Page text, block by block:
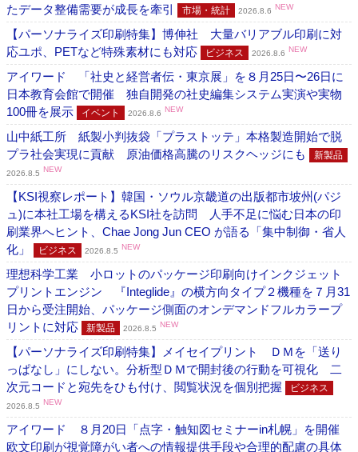
たデータ整備需要が成長を牽引
市場・統計 2026.8.6 NEW
【パーソナライズ印刷特集】博伸社 大量バリアブル印刷に対
応ユポ、PETなど特殊素材にも対応
ビジネス 2026.8.6 NEW
アイワード 「社史と経営者伝・東京展」を８月25日〜26日に
日本教育会館で開催 独自開発の社史編集システム実演や実物
100冊を展示
イベント 2026.8.6 NEW
山中紙工所 紙製小判抜袋「プラストッテ」本格製造開始で脱
プラ社会実現に貢献 原油価格高騰のリスクヘッジにも
新製品
2026.8.5 NEW
【KSI視察レポート】韓国・ソウル京畿道の出版都市坡州(パジ
ュ)に本社工場を構えるKSI社を訪問 人手不足に悩む日本の印
刷業界へヒント、Chae Jong Jun CEO が語る「集中制御・省人
化」
ビジネス 2026.8.5 NEW
理想科学工業 小ロットのパッケージ印刷向けインクジェット
プリントエンジン 『Integlide』の横方向タイプ２機種を７月31
日から受注開始、パッケージ側面のオンデマンドフルカラープ
リントに対応
新製品 2026.8.5 NEW
【パーソナライズ印刷特集】メイセイプリント ＤＭを「送り
っぱなし」にしない。分析型ＤＭで開封後の行動を可視化 二
次元コードと宛先をひも付け、閲覧状況を個別把握
ビジネス
2026.8.5 NEW
アイワード ８月20日「点字・触知図セミナーin札幌」を開催
欧文印刷が視覚障がい者への情報提供手段や合理的配慮の具体